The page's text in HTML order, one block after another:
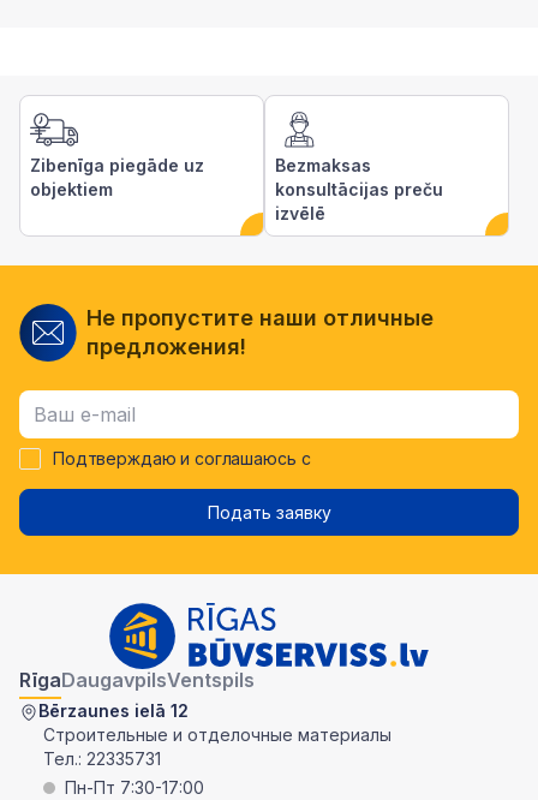
Zibenīga piegāde uz
objektiem
Bezmaksas
konsultācijas preču
izvēlē
Не пропустите наши отличные
предложения!
Подтверждаю и соглашаюсь с
Подать заявку
RīgaDaugavpilsVentspils
Bērzaunes ielā 12
Строительные и отделочные материалы
Тел.: 22335731
Пн-Пт 7:30-17:00